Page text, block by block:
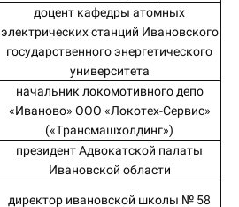
доцент кафедры атомных
электрических станций Ивановского
государственного энергетического
университета
начальник локомотивного депо
«Иваново» ООО «Локотех-Сервис»
(«Трансмашхолдинг»)
президент Адвокатской палаты
Ивановской области
директор ивановской школы № 58